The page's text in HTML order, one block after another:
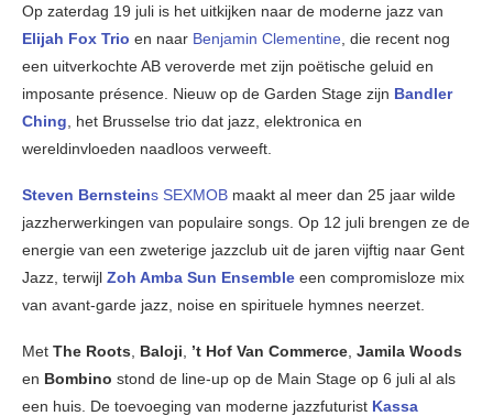
Op zaterdag 19 juli is het uitkijken naar de moderne jazz van
Elijah Fox Trio en naar Benjamin Clementine , die recent nog
een uitverkochte AB veroverde met zijn poëtische geluid en
imposante présence. Nieuw op de Garden Stage zijn Bandler
Ching , het Brusselse trio dat jazz, elektronica en
wereldinvloeden naadloos verweeft.
Steven Bernsteins SEXMOB maakt al meer dan 25 jaar wilde
jazzherwerkingen van populaire songs. Op 12 juli brengen ze de
energie van een zweterige jazzclub uit de jaren vijftig naar Gent
Jazz, terwijl Zoh Amba Sun Ensemble een compromisloze mix
van avant-garde jazz, noise en spirituele hymnes neerzet.
Met The Roots Baloji ’t Hof Van Commerce Jamila Woods
en Bombino stond de line-up op de Main Stage op 6 juli al als
een huis. De toevoeging van moderne jazzfuturist Kassa